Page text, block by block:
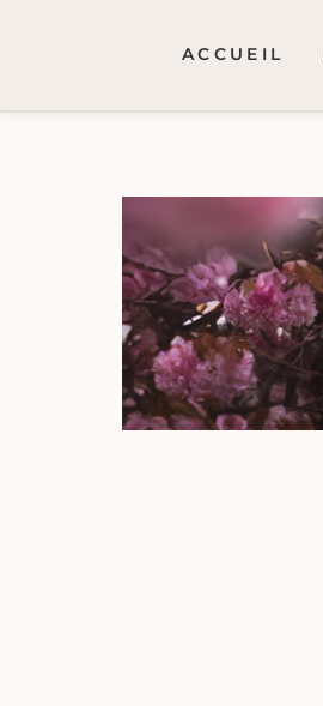
ACCUEIL